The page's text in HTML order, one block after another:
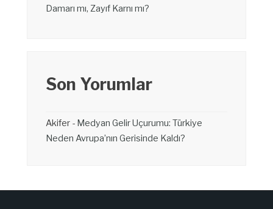
Damarı mı, Zayıf Karnı mı?
Son Yorumlar
Akifer - Medyan Gelir Uçurumu: Türkiye
Neden Avrupa’nın Gerisinde Kaldı?